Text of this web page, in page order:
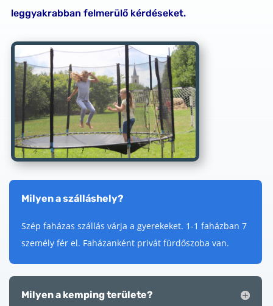
leggyakrabban felmerülő kérdéseket.
Milyen a szálláshely?
Szép faházas szállás várja a gyerekeket. 1-1 faházban 7
személy fér el. Faházanként privát fürdőszoba van.
Milyen a kemping területe?